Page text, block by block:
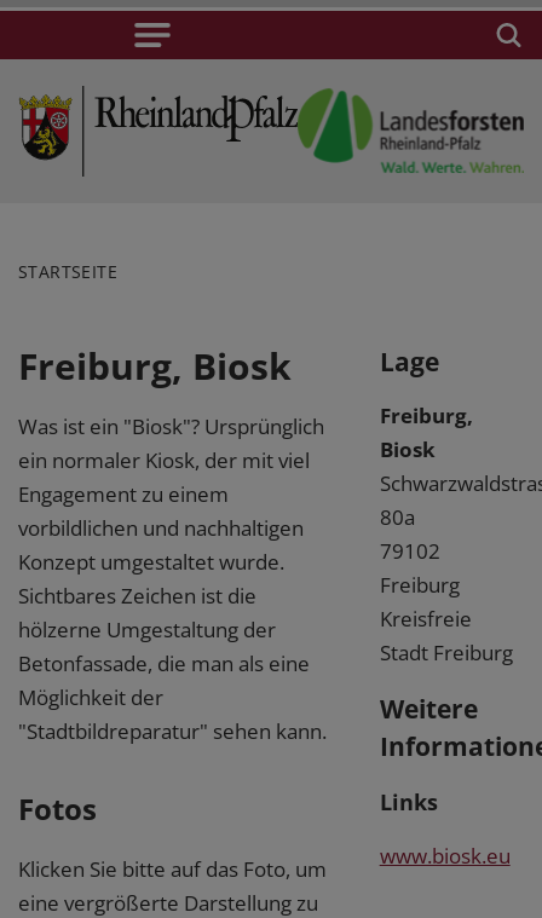
STARTSEITE
Freiburg, Biosk
Was ist ein "Biosk"? Ursprünglich
ein normaler Kiosk, der mit viel
Engagement zu einem
vorbildlichen und nachhaltigen
Konzept umgestaltet wurde.
Sichtbares Zeichen ist die
hölzerne Umgestaltung der
Betonfassade, die man als eine
Möglichkeit der
"Stadtbildreparatur" sehen kann.
Fotos
Klicken Sie bitte auf das Foto, um
eine vergrößerte Darstellung zu
Lage
Freiburg,
Biosk
80a
79102
Freiburg
Kreisfreie
Stadt Freiburg
Weitere
Links
www.biosk.eu